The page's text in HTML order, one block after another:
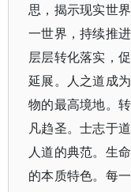
思，揭示现实世
一世界，持续推
层层转化落实，
延展。人之道成
物的最高境地。
凡趋圣。士志于
人道的典范。生
的本质特色。每